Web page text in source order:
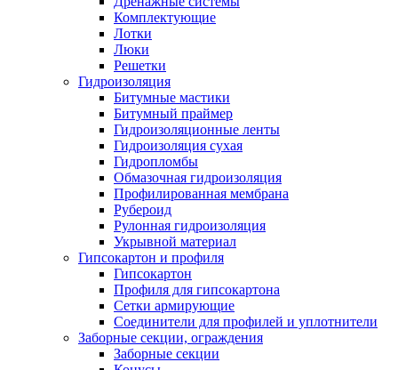
Комплектующие
Лотки
Люки
Решетки
Гидроизоляция
Битумные мастики
Битумный праймер
Гидроизоляционные ленты
Гидроизоляция сухая
Гидропломбы
Обмазочная гидроизоляция
Профилированная мембрана
Рубероид
Рулонная гидроизоляция
Укрывной материал
Гипсокартон и профиля
Гипсокартон
Профиля для гипсокартона
Сетки армирующие
Соединители для профилей и уплотнители
Заборные секции, ограждения
Заборные секции